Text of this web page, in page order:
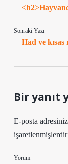
Sonraki Yazı
Had ve kısas
Bir yanıt
E-posta
işaretlenmişlerdir
Yorum